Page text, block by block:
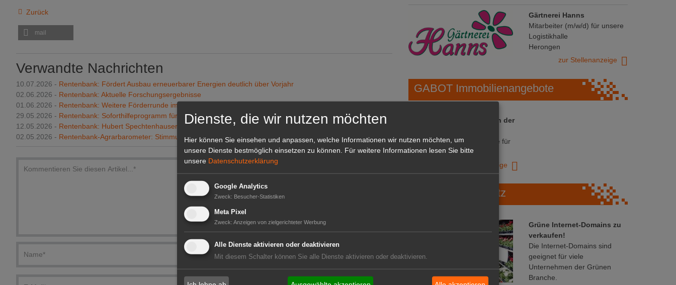
Zurück
mail
Verwandte Nachrichten
10.07.2026 - Rentenbank: Fördert Ausbau erneuerbarer Energien deutlich über Vorjahr
02.06.2026 - Rentenbank: Aktuelle Forschungsergebnisse
01.06.2026 - Rentenbank: Weitere Förderrunde im "ANK NABO" startet
29.05.2026 - Rentenbank: Soforthilfeprogramm für Landwirtschaft und Gartenbau
12.05.2026 - Rentenbank: Hubert Spechtenhauser wird Interimsvorstand
02.05.2026 - Rentenbank-Agrarbarometer: Stimmung und Investitionsbereitschaft sinken
Gärtnerei Hanns
Mitarbeiter (m/w/d) für unsere
Logistikhalle
Herongen
zur Stellenanzeige
GABOT Immobilienangebote
1A-Lage, ihre Chance in der
Repräsentative Immobilie für
IHREN Betrieb!
zur Anzeige
GABOT Marktplatz
Grüne Internet-Domains zu
verkaufen!
Die Internet-Domains sind
geeignet für viele
Unternehmen der Grünen
Branche.
Dienste, die wir nutzen möchten
Hier können Sie einsehen und anpassen, welche Informationen wir nutzen möchten, um
unsere Dienste bestmöglich einsetzen zu können.
Für weitere Informationen lesen Sie bitte
unsere Datenschutzerklärung
Google Analytics
Zweck: Besucher-Statistiken
Meta Pixel
Zweck: Anzeigen von zielgerichteter Werbung
Alle Dienste aktivieren oder deaktivieren
Mit diesem Schalter können Sie alle Dienste aktivieren oder deaktivieren.